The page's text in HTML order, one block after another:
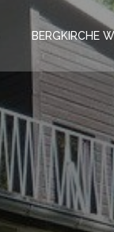
BERGKIRCHE